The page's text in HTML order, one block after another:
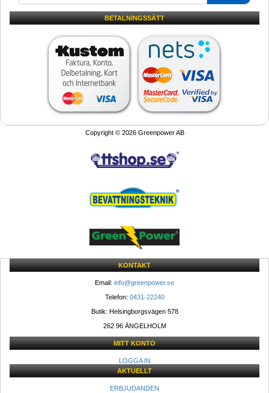
BETALNINGSSÄTT
Copyright © 2026 Greenpower AB
KONTAKT
Email: info@greenpower.se
Telefon: 0431-22240
Butik: Helsingborgsvägen 578
262 96 ÄNGELHOLM
MITT KONTO
LOGGA IN
AKTUELLT
ERBJUDANDEN